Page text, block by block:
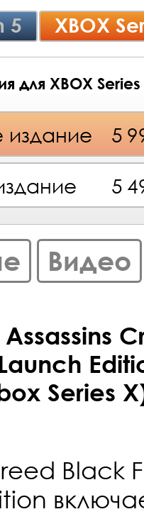
5 XBOX
для XBOX Series
издание 5
5
Видео
Series
Black